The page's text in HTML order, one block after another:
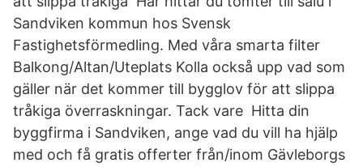
Sandviken kommun hos Svensk
Fastighetsförmedling. Med våra smarta filter
Balkong/Altan/Uteplats Kolla också upp vad som
gäller när det kommer till bygglov för att slippa
tråkiga överraskningar. Tack vare Hitta din
byggfirma i Sandviken, ange vad du vill ha hjälp
med och få gratis offerter från/inom Gävleborgs